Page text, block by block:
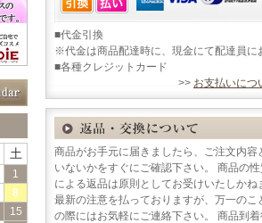
土
1
8
15
■代金引換
※代金は商品配達時に、現金にて配達員に
■各種クレジットカード
>> お支払いにつ
商品がお手元に届きましたら、ご注文内
いないかをすぐにご確認下さい。 商品の
による返品は原則としてお受けいたしか
最新の注意を払っておりますが、万一の
の際にはお気軽にご連絡下さい。 商品到